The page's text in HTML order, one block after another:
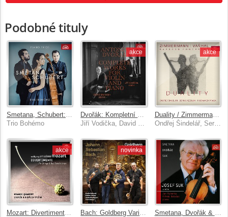
Podobné tituly
Trio Bohémo
akce akce
Duality / Zimmermann, Vaňhal - Fagotové koncerty
Ondřej Šindelář, Sergio Azzolini, Risonanza Praga
akce
Mozart: Divertimenta pro smyčcové kvarteto a dva lesní rohy
novinka
Bach: Goldberg Variations
Smetana, Dvořák & Suk: Skladby pro housle a klavír